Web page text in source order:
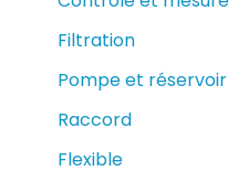
Filtration
Pompe et réservoir
Raccord
Flexible